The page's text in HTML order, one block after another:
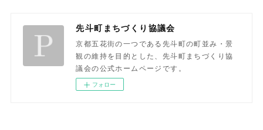
先斗町まちづくり協議会
京都五花街の一つである先斗町の町並み・景
観の維持を目的とした、先斗町まちづくり協
議会の公式ホームページです。
フォロー